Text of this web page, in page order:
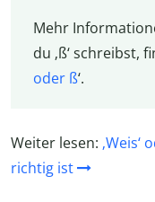
Mehr
du ‚ß‘ schreibst,
oder ß‘.
Weiter lesen: ‚Weis‘
richtig ist